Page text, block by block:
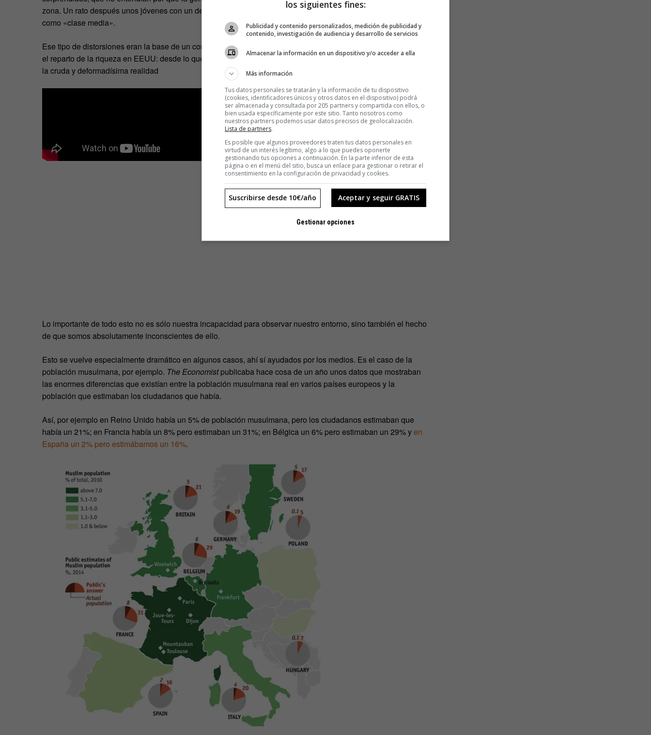
zona. Un rato después unos jóvenes con un deportivo híbrido aparcado en la puerta se definían a sí mismos
como «clase media».
Ese tipo de distorsiones eran la base de un completo videográfico hecho hace unos años en el que se analizaba
el reparto de la riqueza en EEUU: desde lo que se define como deseable a lo que se piensa que existe… hasta
la cruda y deformadísima realidad
Lo importante de todo esto no es sólo nuestra incapacidad para observar nuestro entorno, sino también el hecho
de que somos absolutamente inconscientes de ello.
Esto se vuelve especialmente dramático en algunos casos, ahí sí ayudados por los medios. Es el caso de la
población musulmana, por ejemplo. The Economistpublicaba hace cosa de un año unos datos que mostraban
las enormes diferencias que existían entre la población musulmana real en varios países europeos y la
población que estimaban los ciudadanos que había.
Así, por ejemplo en Reino Unido había un 5% de población musulmana, pero los ciudadanos estimaban que
había un 21%; en Francia había un 8% pero estimaban un 31%; en Bélgica un 6% pero estimaban un 29% yen
España un 2% pero estimábamos un 16%.
los siguientes fines:
Publicidad y contenido personalizados, medición de publicidad y
contenido, investigación de audiencia y desarrollo de servicios
Almacenar la información en un dispositivo y/o acceder a ella
Más información
Tus datos personales se tratarán y la información de tu dispositivo
(cookies, identificadores únicos y otros datos en el dispositivo) podrá
ser almacenada y consultada por 205 partners y compartida con ellos, o
bien usada específicamente por este sitio. Tanto nosotros como
nuestros partners podemos usar datos precisos de geolocalización.
Lista de partners.
Es posible que algunos proveedores traten tus datos personales en
virtud de un interés legítimo, algo a lo que puedes oponerte
gestionando tus opciones a continuación. En la parte inferior de esta
página o en el menú del sitio, busca un enlace para gestionar o retirar el
consentimiento en la configuración de privacidad y cookies.
Aceptar y seguir GRATIS
Suscribirse desde 10€/año
Gestionar opciones